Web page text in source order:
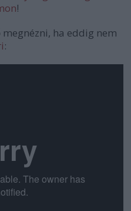
!
ha eddig nem
: